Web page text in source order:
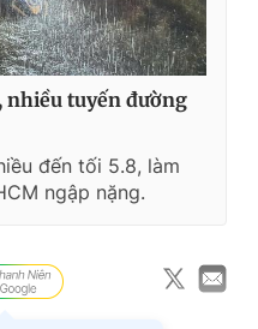
nhiều tuyến đường
đến tối 5.8, làm
ngập nặng.